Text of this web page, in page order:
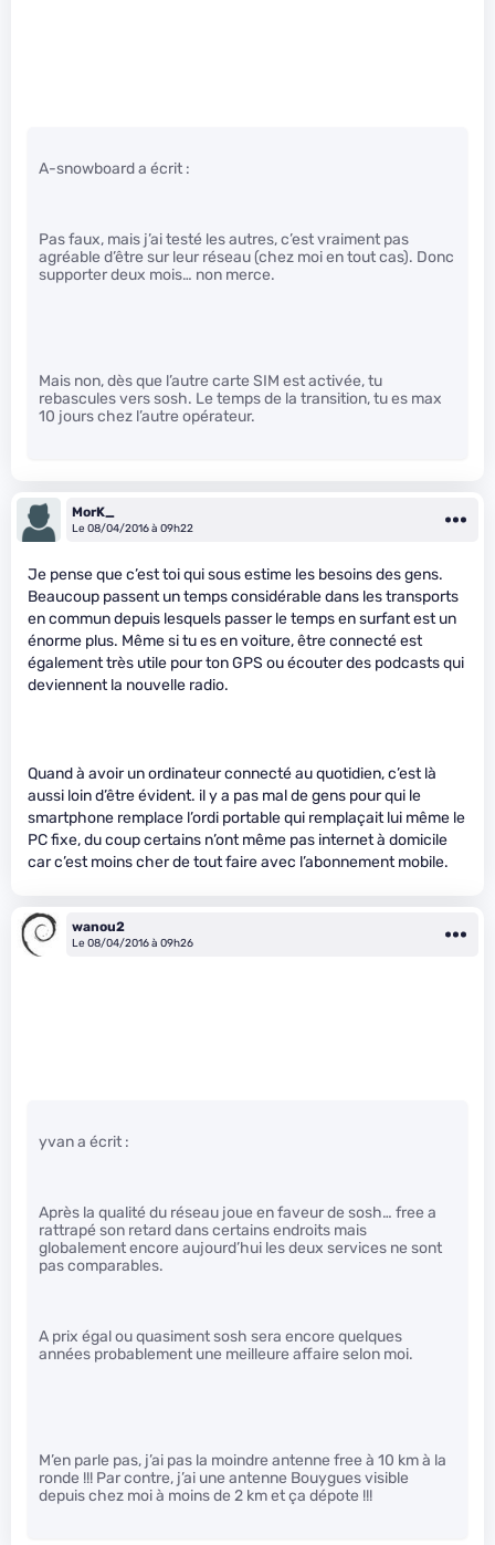
A-snowboard a écrit :
Pas faux, mais j’ai testé les autres, c’est vraiment pas
agréable d’être sur leur réseau (chez moi en tout cas). Donc
supporter deux mois… non merce.
Mais non, dès que l’autre carte SIM est activée, tu
rebascules vers sosh. Le temps de la transition, tu es max
10 jours chez l’autre opérateur.
MorK_
Le 08/04/2016 à 09h22
Je pense que c’est toi qui sous estime les besoins des gens.
Beaucoup passent un temps considérable dans les transports
en commun depuis lesquels passer le temps en surfant est un
énorme plus. Même si tu es en voiture, être connecté est
également très utile pour ton GPS ou écouter des podcasts qui
deviennent la nouvelle radio.
Quand à avoir un ordinateur connecté au quotidien, c’est là
aussi loin d’être évident. il y a pas mal de gens pour qui le
smartphone remplace l’ordi portable qui remplaçait lui même le
PC fixe, du coup certains n’ont même pas internet à domicile
car c’est moins cher de tout faire avec l’abonnement mobile.
wanou2
Le 08/04/2016 à 09h26
yvan a écrit :
Après la qualité du réseau joue en faveur de sosh… free a
rattrapé son retard dans certains endroits mais
globalement encore aujourd’hui les deux services ne sont
pas comparables.
A prix égal ou quasiment sosh sera encore quelques
années probablement une meilleure affaire selon moi.
M’en parle pas, j’ai pas la moindre antenne free à 10 km à la
ronde !!! Par contre, j’ai une antenne Bouygues visible
depuis chez moi à moins de 2 km et ça dépote !!!